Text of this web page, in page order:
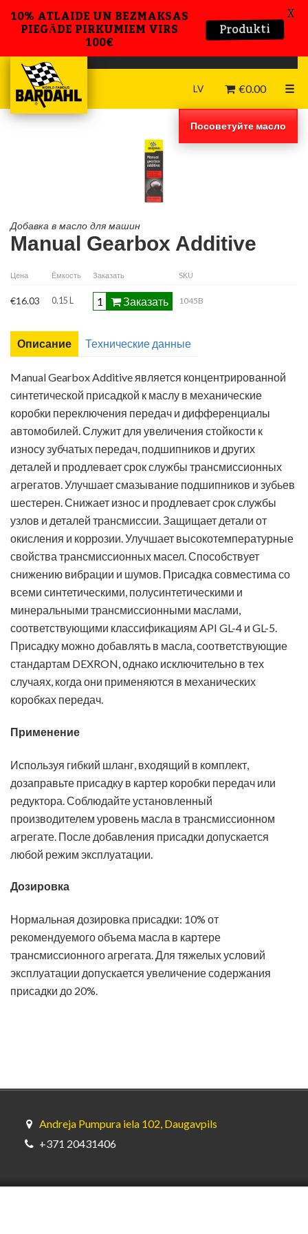
LV
Посоветуйте масло
€0.00 ☰
Добавка в масло для машин
Manual Gearbox Additive
Цена Ёмкость Заказать SKU
€16.03 0.15 L Заказать 1045B
Описание Технические данные
Manual Gearbox Additive является концентрированной
синтетической присадкой к маслу в механические
коробки переключения передач и дифференциалы
автомобилей. Служит для увеличения стойкости к
износу зубчатых передач, подшипников и других
деталей и продлевает срок службы трансмиссионных
агрегатов. Улучшает смазывание подшипников и зубьев
шестерен. Снижает износ и продлевает срок службы
узлов и деталей трансмиссии. Защищает детали от
окисления и коррозии. Улучшает высокотемпературные
свойства трансмиссионных масел. Способствует
снижению вибрации и шумов. Присадка совместима со
всеми синтетическими, полусинтетическими и
минеральными трансмиссионными маслами,
соответствующими классификациям API GL-4 и GL-5.
Присадку можно добавлять в масла, соответствующие
стандартам DEXRON, однако исключительно в тех
случаях, когда они применяются в механических
коробках передач.
Применение
Используя гибкий шланг, входящий в комплект,
дозаправьте присадку в картер коробки передач или
редуктора. Соблюдайте установленный
производителем уровень масла в трансмиссионном
агрегате. После добавления присадки допускается
любой режим эксплуатации.
Дозировка
Нормальная дозировка присадки: 10% от
рекомендуемого объема масла в картере
трансмиссионного агрегата. Для тяжелых условий
эксплуатации допускается увеличение содержания
присадки до 20%.
Паспорт безопасности химической продукции
Andreja Pumpura iela 102, Daugavpils
+371 20431406
10% ATLAIDE UN BEZMAKSAS
PIEGĀDE PIRKUMIEM VIRS
100€
Produkti
X